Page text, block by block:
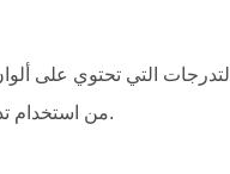
التدرجات التي تحتوي على
من استخدام تدرج، فالتزم بألوان ذات سطوع متقارب أو اجعل الانتقال ضمن نطاق الألوان الداكنة فقط.